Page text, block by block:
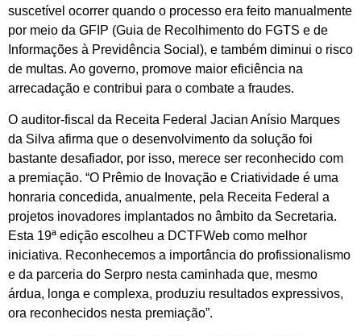
suscetível ocorrer quando o processo era feito manualmente
por meio da GFIP (Guia de Recolhimento do FGTS e de
Informações à Previdência Social), e também diminui o risco
de multas. Ao governo, promove maior eficiência na
arrecadação e contribui para o combate a fraudes.
O auditor-fiscal da Receita Federal Jacian Anísio Marques
da Silva afirma que o desenvolvimento da solução foi
bastante desafiador, por isso, merece ser reconhecido com
a premiação. “O Prêmio de Inovação e Criatividade é uma
honraria concedida, anualmente, pela Receita Federal a
projetos inovadores implantados no âmbito da Secretaria.
Esta 19ª edição escolheu a DCTFWeb como melhor
iniciativa. Reconhecemos a importância do profissionalismo
e da parceria do Serpro nesta caminhada que, mesmo
árdua, longa e complexa, produziu resultados expressivos,
ora reconhecidos nesta premiação”.